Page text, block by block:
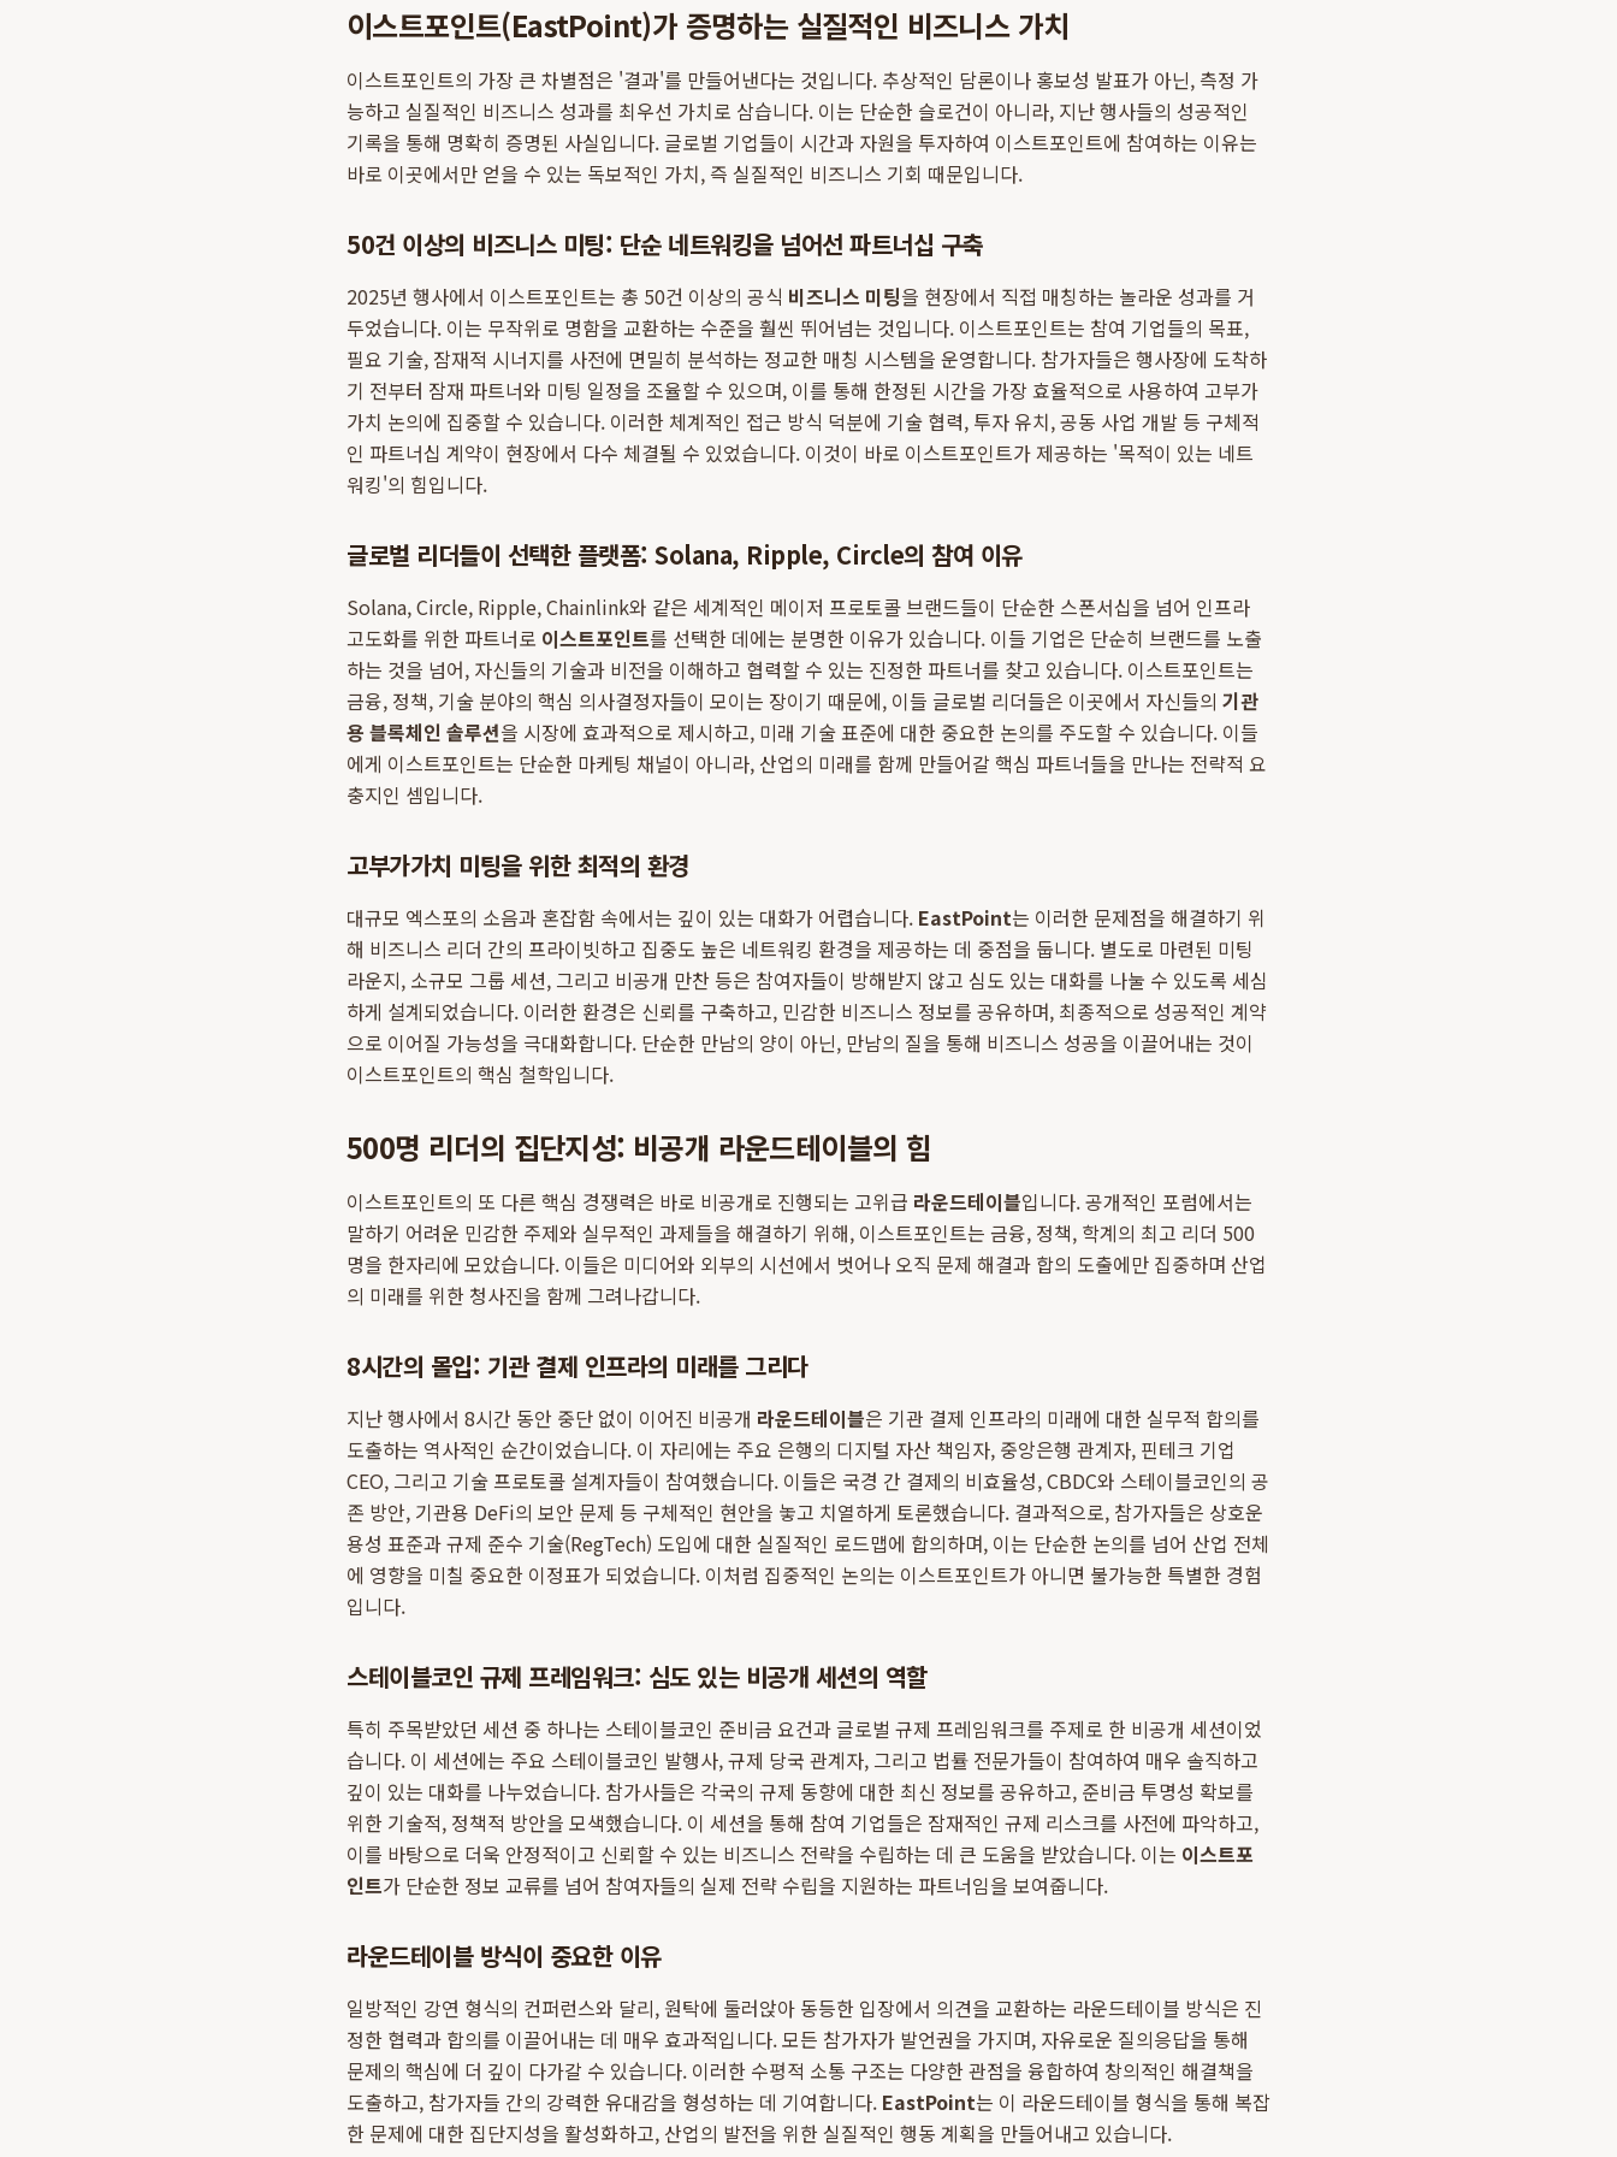
이스트포인트(EastPoint)가 증명하는 실질적인 비즈니스 가치
이스트포인트의 가장 큰 차별점은 '결과'를 만들어낸다는 것입니다. 추상적인 담론이나 홍보성 발표가 아닌, 측정 가
능하고 실질적인 비즈니스 성과를 최우선 가치로 삼습니다. 이는 단순한 슬로건이 아니라, 지난 행사들의 성공적인
기록을 통해 명확히 증명된 사실입니다. 글로벌 기업들이 시간과 자원을 투자하여 이스트포인트에 참여하는 이유는
바로 이곳에서만 얻을 수 있는 독보적인 가치, 즉 실질적인 비즈니스 기회 때문입니다.
50건 이상의 비즈니스 미팅: 단순 네트워킹을 넘어선 파트너십 구축
2025년 행사에서 이스트포인트는 총 50건 이상의 공식 비즈니스 미팅을 현장에서 직접 매칭하는 놀라운 성과를 거
두었습니다. 이는 무작위로 명함을 교환하는 수준을 훨씬 뛰어넘는 것입니다. 이스트포인트는 참여 기업들의 목표,
필요 기술, 잠재적 시너지를 사전에 면밀히 분석하는 정교한 매칭 시스템을 운영합니다. 참가자들은 행사장에 도착하
기 전부터 잠재 파트너와 미팅 일정을 조율할 수 있으며, 이를 통해 한정된 시간을 가장 효율적으로 사용하여 고부가
가치 논의에 집중할 수 있습니다. 이러한 체계적인 접근 방식 덕분에 기술 협력, 투자 유치, 공동 사업 개발 등 구체적
인 파트너십 계약이 현장에서 다수 체결될 수 있었습니다. 이것이 바로 이스트포인트가 제공하는 '목적이 있는 네트
워킹'의 힘입니다.
글로벌 리더들이 선택한 플랫폼: Solana, Ripple, Circle의 참여 이유
Solana, Circle, Ripple, Chainlink와 같은 세계적인 메이저 프로토콜 브랜드들이 단순한 스폰서십을 넘어 인프라
고도화를 위한 파트너로 이스트포인트를 선택한 데에는 분명한 이유가 있습니다. 이들 기업은 단순히 브랜드를 노출
하는 것을 넘어, 자신들의 기술과 비전을 이해하고 협력할 수 있는 진정한 파트너를 찾고 있습니다. 이스트포인트는
금융, 정책, 기술 분야의 핵심 의사결정자들이 모이는 장이기 때문에, 이들 글로벌 리더들은 이곳에서 자신들의 기관
용 블록체인 솔루션을 시장에 효과적으로 제시하고, 미래 기술 표준에 대한 중요한 논의를 주도할 수 있습니다. 이들
에게 이스트포인트는 단순한 마케팅 채널이 아니라, 산업의 미래를 함께 만들어갈 핵심 파트너들을 만나는 전략적 요
충지인 셈입니다.
고부가가치 미팅을 위한 최적의 환경
대규모 엑스포의 소음과 혼잡함 속에서는 깊이 있는 대화가 어렵습니다. EastPoint는 이러한 문제점을 해결하기 위
해 비즈니스 리더 간의 프라이빗하고 집중도 높은 네트워킹 환경을 제공하는 데 중점을 둡니다. 별도로 마련된 미팅
라운지, 소규모 그룹 세션, 그리고 비공개 만찬 등은 참여자들이 방해받지 않고 심도 있는 대화를 나눌 수 있도록 세심
하게 설계되었습니다. 이러한 환경은 신뢰를 구축하고, 민감한 비즈니스 정보를 공유하며, 최종적으로 성공적인 계약
으로 이어질 가능성을 극대화합니다. 단순한 만남의 양이 아닌, 만남의 질을 통해 비즈니스 성공을 이끌어내는 것이
이스트포인트의 핵심 철학입니다.
500명 리더의 집단지성: 비공개 라운드테이블의 힘
이스트포인트의 또 다른 핵심 경쟁력은 바로 비공개로 진행되는 고위급 라운드테이블입니다. 공개적인 포럼에서는
말하기 어려운 민감한 주제와 실무적인 과제들을 해결하기 위해, 이스트포인트는 금융, 정책, 학계의 최고 리더 500
명을 한자리에 모았습니다. 이들은 미디어와 외부의 시선에서 벗어나 오직 문제 해결과 합의 도출에만 집중하며 산업
의 미래를 위한 청사진을 함께 그려나갑니다.
8시간의 몰입: 기관 결제 인프라의 미래를 그리다
지난 행사에서 8시간 동안 중단 없이 이어진 비공개 라운드테이블은 기관 결제 인프라의 미래에 대한 실무적 합의를
도출하는 역사적인 순간이었습니다. 이 자리에는 주요 은행의 디지털 자산 책임자, 중앙은행 관계자, 핀테크 기업
CEO, 그리고 기술 프로토콜 설계자들이 참여했습니다. 이들은 국경 간 결제의 비효율성, CBDC와 스테이블코인의 공
존 방안, 기관용 DeFi의 보안 문제 등 구체적인 현안을 놓고 치열하게 토론했습니다. 결과적으로, 참가자들은 상호운
용성 표준과 규제 준수 기술(RegTech) 도입에 대한 실질적인 로드맵에 합의하며, 이는 단순한 논의를 넘어 산업 전체
에 영향을 미칠 중요한 이정표가 되었습니다. 이처럼 집중적인 논의는 이스트포인트가 아니면 불가능한 특별한 경험
입니다.
스테이블코인 규제 프레임워크: 심도 있는 비공개 세션의 역할
특히 주목받았던 세션 중 하나는 스테이블코인 준비금 요건과 글로벌 규제 프레임워크를 주제로 한 비공개 세션이었
습니다. 이 세션에는 주요 스테이블코인 발행사, 규제 당국 관계자, 그리고 법률 전문가들이 참여하여 매우 솔직하고
깊이 있는 대화를 나누었습니다. 참가사들은 각국의 규제 동향에 대한 최신 정보를 공유하고, 준비금 투명성 확보를
위한 기술적, 정책적 방안을 모색했습니다. 이 세션을 통해 참여 기업들은 잠재적인 규제 리스크를 사전에 파악하고,
이를 바탕으로 더욱 안정적이고 신뢰할 수 있는 비즈니스 전략을 수립하는 데 큰 도움을 받았습니다. 이는 이스트포
인트가 단순한 정보 교류를 넘어 참여자들의 실제 전략 수립을 지원하는 파트너임을 보여줍니다.
라운드테이블 방식이 중요한 이유
일방적인 강연 형식의 컨퍼런스와 달리, 원탁에 둘러앉아 동등한 입장에서 의견을 교환하는 라운드테이블 방식은 진
정한 협력과 합의를 이끌어내는 데 매우 효과적입니다. 모든 참가자가 발언권을 가지며, 자유로운 질의응답을 통해
문제의 핵심에 더 깊이 다가갈 수 있습니다. 이러한 수평적 소통 구조는 다양한 관점을 융합하여 창의적인 해결책을
도출하고, 참가자들 간의 강력한 유대감을 형성하는 데 기여합니다. EastPoint는 이 라운드테이블 형식을 통해 복잡
한 문제에 대한 집단지성을 활성화하고, 산업의 발전을 위한 실질적인 행동 계획을 만들어내고 있습니다.